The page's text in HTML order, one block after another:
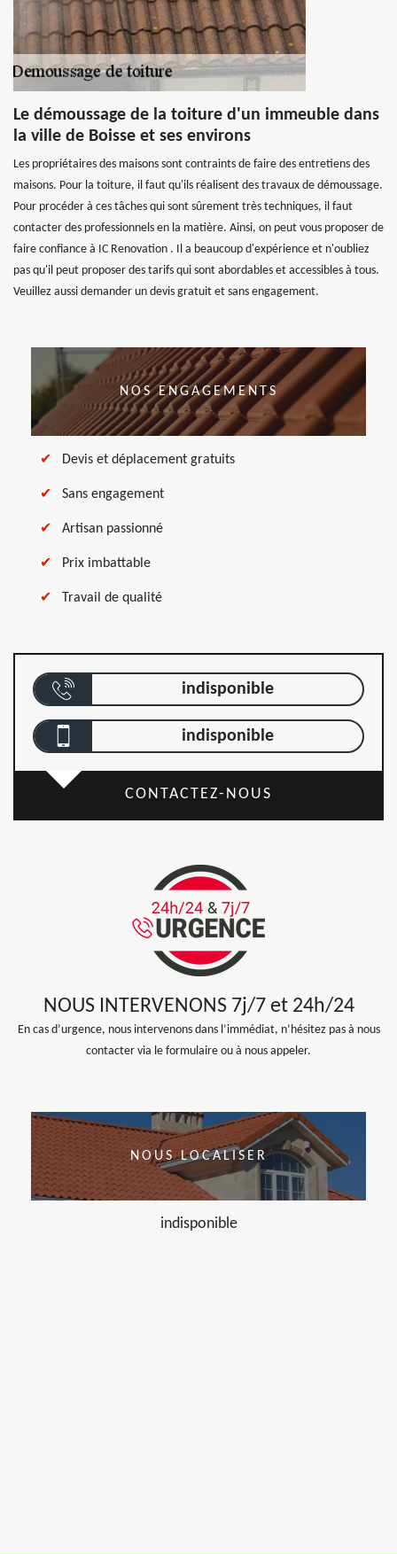
Le démoussage de la toiture d'un immeuble dans
la ville de Boisse et ses environs
Les propriétaires des maisons sont contraints de faire des entretiens des
maisons. Pour la toiture, il faut qu'ils réalisent des travaux de démoussage.
Pour procéder à ces tâches qui sont sûrement très techniques, il faut
contacter des professionnels en la matière. Ainsi, on peut vous proposer de
faire confiance à IC Renovation . Il a beaucoup d'expérience et n'oubliez
pas qu'il peut proposer des tarifs qui sont abordables et accessibles à tous.
Veuillez aussi demander un devis gratuit et sans engagement.
NOS ENGAGEMENTS
Devis et déplacement gratuits
Sans engagement
Artisan passionné
Prix imbattable
Travail de qualité
indisponible
indisponible
CONTACTEZ-NOUS
NOUS INTERVENONS 7j/7 et 24h/24
En cas d’urgence, nous intervenons dans l’immédiat, n’hésitez pas à nous
contacter via le formulaire ou à nous appeler.
NOUS LOCALISER
indisponible